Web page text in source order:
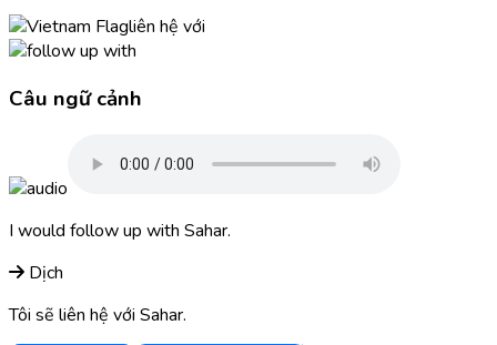
liên hệ với
Câu ngữ cảnh
I would follow up with Sahar.
Dịch
Tôi sẽ liên hệ với Sahar.